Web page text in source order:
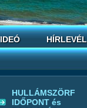
HÍRLEVÉL
HULLÁMSZÖRF
IDŐPONT és